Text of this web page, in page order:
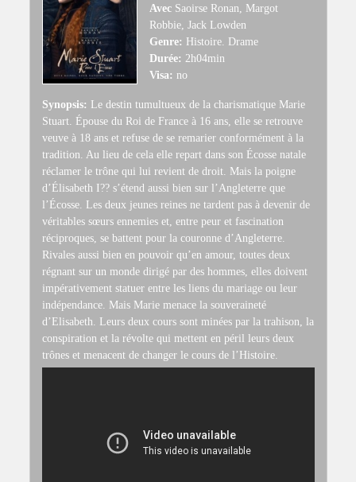
AvecSaoirse Ronan, Margot
Robbie, Jack Lowden
Genre: Histoire. Drame
Durée: 2h04min
Visa: no
Synopsis: Le destin tumultueux de la charismatique Marie
Stuart. Épouse du Roi de France à 16 ans, elle se retrouve
veuve à 18 ans et refuse de se remarier conformément à la
tradition. Au lieu de cela elle repart dans son Écosse natale
réclamer le trône qui lui revient de droit. Mais la poigne
d’Élisabeth I?? s’étend aussi bien sur l’Angleterre que
l’Écosse. Les deux jeunes reines ne tardent pas à devenir de
véritables sœurs ennemies et, entre peur et fascination
réciproques, se battent pour la couronne d’Angleterre.
Rivales aussi bien en pouvoir qu’en amour, toutes deux
régnant sur un monde dirigé par des hommes, elles doivent
impérativement statuer entre les liens du mariage ou leur
indépendance. Mais Marie menace la souveraineté
d’Elisabeth. Leurs deux cours sont minées par la trahison, la
conspiration et la révolte qui mettent en péril leurs deux
trônes et menacent de changer le cours de l’Histoire.